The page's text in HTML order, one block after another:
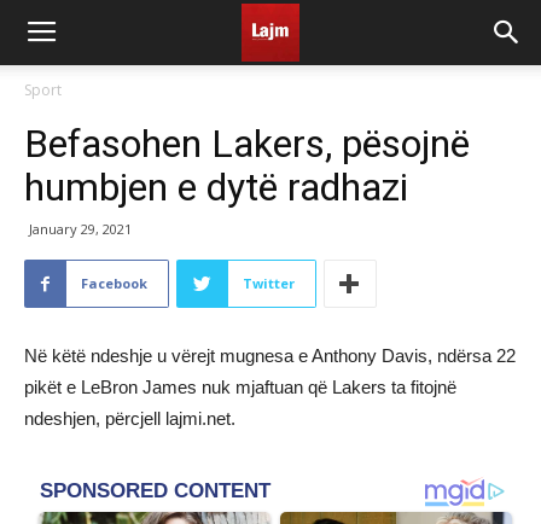
Sport
Befasohen Lakers, pësojnë
humbjen e dytë radhazi
January 29, 2021
Facebook Twitter
Në këtë ndeshje u vërejt mugnesa e Anthony Davis, ndërsa 22
pikët e LeBron James nuk mjaftuan që Lakers ta fitojnë
ndeshjen, përcjell lajmi.net.